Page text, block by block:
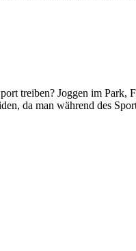
treiben? Joggen im
da man während des